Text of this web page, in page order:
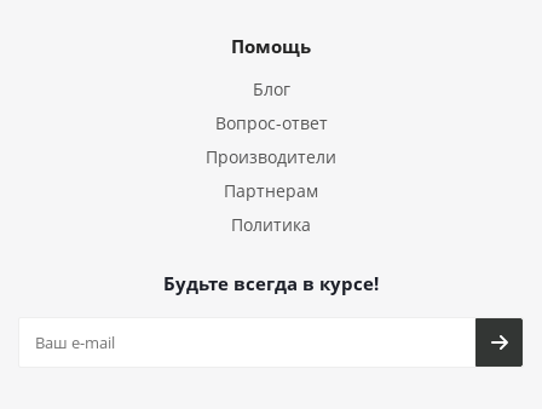
Помощь
Блог
Вопрос-ответ
Производители
Партнерам
Политика
Будьте всегда в курсе!